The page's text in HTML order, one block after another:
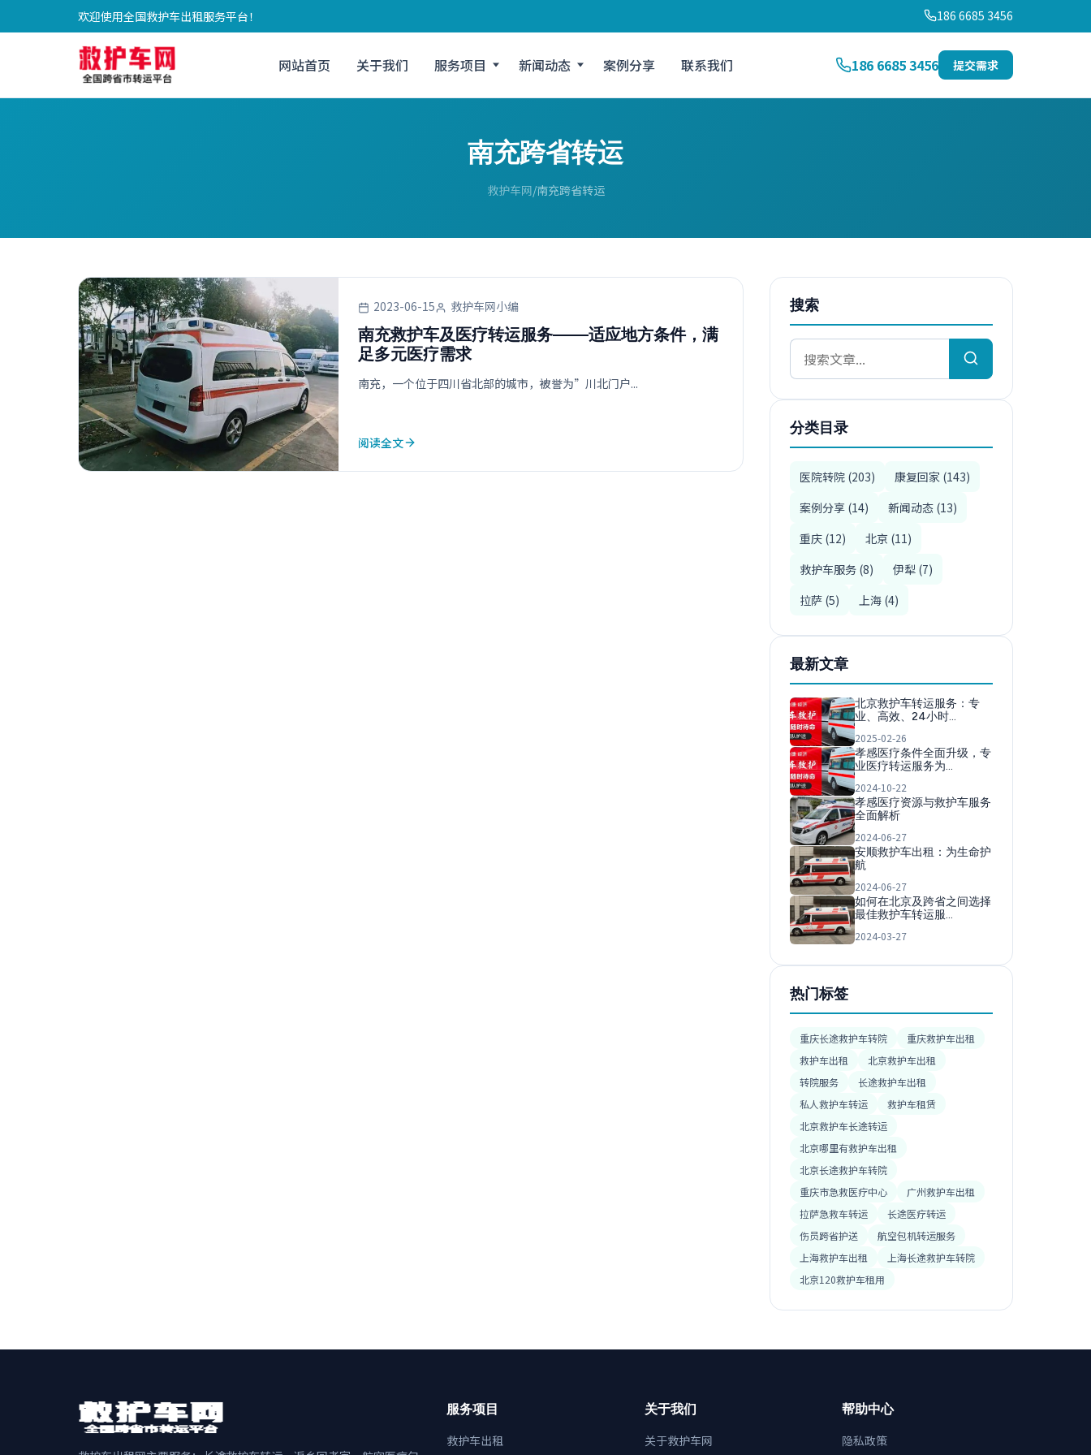
欢迎使用全国救护车出租服务平台！ 186 6685 3456
网站首页 关于我们 服务项目 新闻动态 案例分享 联系我们 186 6685 3456 提交需求
南充跨省转运
救护车网 南充跨省转运
2023-06-15 救护车网小编
南充救护车及医疗转运服务——适应地方条件，满
足多元医疗需求
南充，一个位于四川省北部的城市，被誉为”川北门户...
阅读全文
搜索
分类目录
医院转院 (203)
康复回家 (143)
案例分享 (14)
新闻动态 (13)
重庆 (12)
北京 (11)
救护车服务 (8)
伊犁 (7)
拉萨 (5)
上海 (4)
最新文章
北京救护车转运服务：专
业、高效、24小时…
2025-02-26
孝感医疗条件全面升级，专
业医疗转运服务为…
2024-10-22
孝感医疗资源与救护车服务
全面解析
2024-06-27
安顺救护车出租：为生命护
航
2024-06-27
如何在北京及跨省之间选择
最佳救护车转运服…
2024-03-27
热门标签
重庆长途救护车转院
重庆救护车出租
救护车出租
北京救护车出租
转院服务
长途救护车出租
私人救护车转运
救护车租赁
北京救护车长途转运
北京哪里有救护车出租
北京长途救护车转院
重庆市急救医疗中心
广州救护车出租
拉萨急救车转运
长途医疗转运
伤员跨省护送
航空包机转运服务
上海救护车出租
上海长途救护车转院
北京120救护车租用
服务项目
救护车出租
关于我们
关于救护车网
帮助中心
隐私政策